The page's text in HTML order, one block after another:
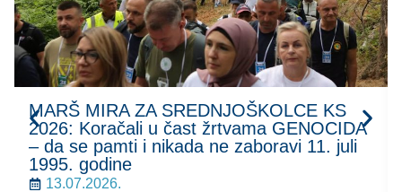
MARŠ MIRA ZA SREDNJOŠKOLCE KS
2026: Koračali u čast žrtvama GENOCIDA
– da se pamti i nikada ne zaboravi 11. juli
1995. godine
13.07.2026.